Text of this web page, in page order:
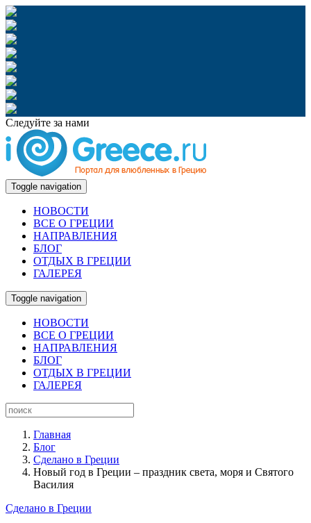
Следуйте за нами
Toggle navigation
НОВОСТИ
ВСЕ О ГРЕЦИИ
НАПРАВЛЕНИЯ
БЛОГ
ОТДЫХ В ГРЕЦИИ
ГАЛЕРЕЯ
Toggle navigation
НОВОСТИ
ВСЕ О ГРЕЦИИ
НАПРАВЛЕНИЯ
БЛОГ
ОТДЫХ В ГРЕЦИИ
ГАЛЕРЕЯ
Главная
Блог
Сделано в Греции
Новый год в Греции – праздник света, моря и Святого
Василия
Сделано в Греции